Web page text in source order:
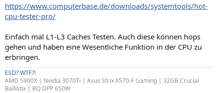
https://www.computerbase.de/downloads/systemtools/hot-
cpu-tester-pro/
Einfach mal L1-L3 Caches Testen. Auch diese können hops
gehen und haben eine Wesentliche Funktion in der CPU zu
erbringen.
ESD? WTF?!
AMD 5900X | Nvidia 3070Ti | Asus Strix X570-F Gaming | 32GB Crucial
Ballistix | BQ DPP 650W